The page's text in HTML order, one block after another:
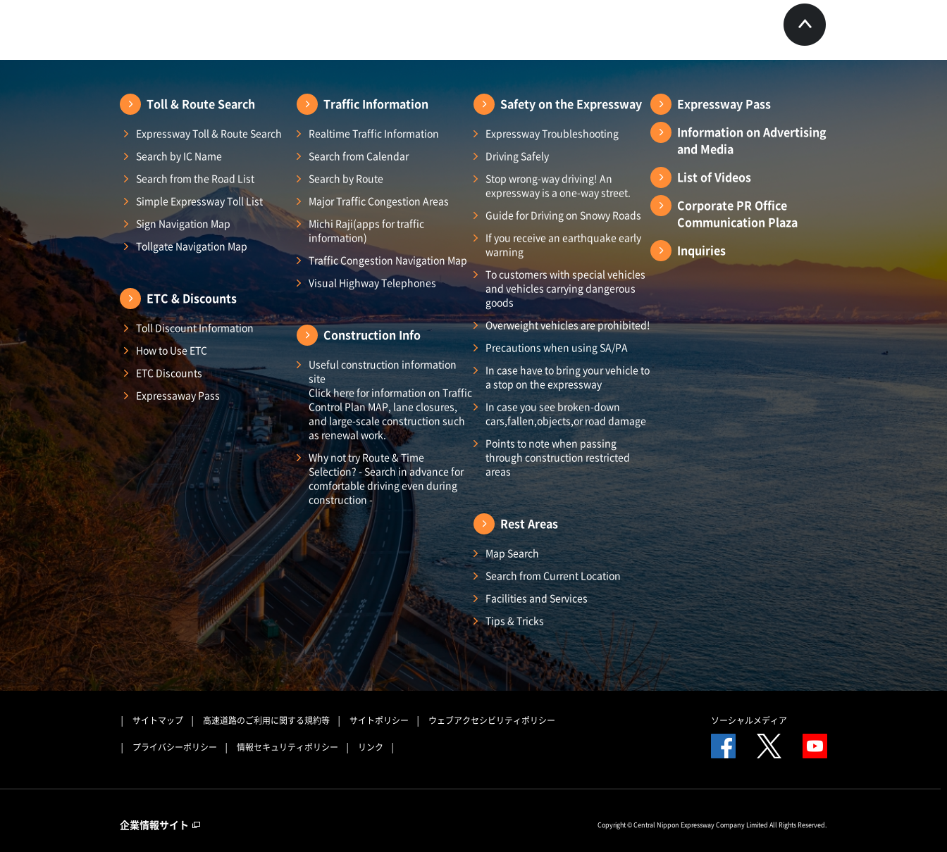
Toll & Route Search
Expressway Toll & Route Search
Search by IC Name
Search from the Road List
Simple Expressway Toll List
Sign Navigation Map
Tollgate Navigation Map
ETC & Discounts
Toll Discount Information
How to Use ETC
ETC Discounts
Expressaway Pass
Traffic Information
Realtime Traffic Information
Search from Calendar
Search by Route
Major Traffic Congestion Areas
Michi Raji(apps for traffic
information)
Traffic Congestion Navigation Map
Visual Highway Telephones
Construction Info
Useful construction information
site
Click here for information on Traffic
Control Plan MAP, lane closures,
and large-scale construction such
as renewal work.
Why not try Route & Time
Selection? - Search in advance for
comfortable driving even during
construction -
Safety on the Expressway
Expressway Troubleshooting
Driving Safely
Stop wrong-way driving! An
expressway is a one-way street.
Guide for Driving on Snowy Roads
If you receive an earthquake early
warning
To customers with special vehicles
and vehicles carrying dangerous
goods
Overweight vehicles are prohibited!
Precautions when using SA/PA
In case have to bring your vehicle to
a stop on the expressway
In case you see broken-down
cars,fallen,objects,or road damage
Points to note when passing
through construction restricted
areas
Rest Areas
Map Search
Search from Current Location
Facilities and Services
Tips & Tricks
Expressway Pass
Information on Advertising
and Media
List of Videos
Corporate PR Office
Communication Plaza
Inquiries
サイトマップ 高速道路のご利用に関する規約等 サイトポリシー ウェブアクセシビリティポリシー
プライバシーポリシー 情報セキュリティポリシー リンク
ソーシャルメディア
企業情報サイト Copyright © Central Nippon Expressway Company Limited All Rights Reserved.